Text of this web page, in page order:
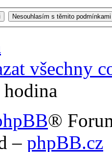
všechny
®
– phpBB.cz